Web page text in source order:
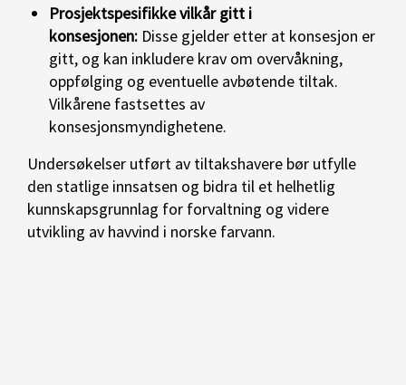
Prosjektspesifikke vilkår gitt i
konsesjonen: Disse gjelder etter at konsesjon er
gitt, og kan inkludere krav om overvåkning,
oppfølging og eventuelle avbøtende tiltak.
Vilkårene fastsettes av
konsesjonsmyndighetene.
Undersøkelser utført av tiltakshavere bør utfylle
den statlige innsatsen og bidra til et helhetlig
kunnskapsgrunnlag for forvaltning og videre
utvikling av havvind i norske farvann.